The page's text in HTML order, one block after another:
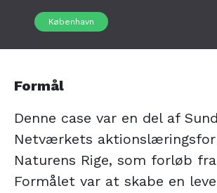
København
Formål
Denne case var en del af
Netværkets
Naturens Rige, som forløb fra
Formålet var at skabe en